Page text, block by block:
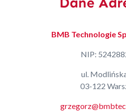
BMB Technologie
NIP:
ul.
03-122